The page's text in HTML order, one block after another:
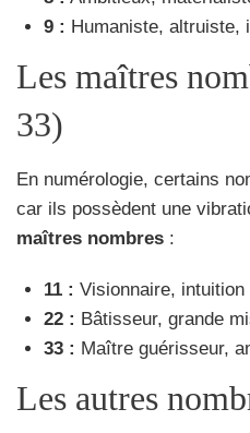
9 : Humaniste, altruiste,
Les maîtres
33)
En numérologie, certains
car ils possèdent une
maîtres nombres :
11 : Visionnaire,
22 : Bâtisseur, grande
33 : Maître guérisseur,
Les autres